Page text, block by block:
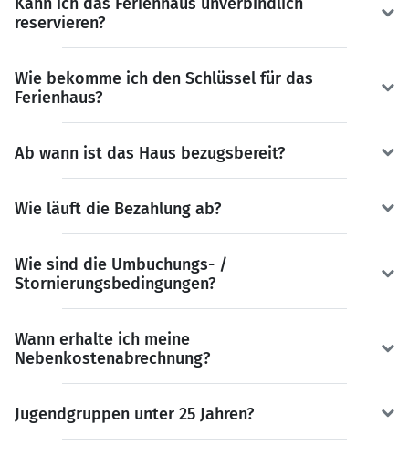
reservieren?
Wie bekomme ich den Schlüssel für das
Ferienhaus?
Ab wann ist das Haus bezugsbereit?
Wie läuft die Bezahlung ab?
Wie sind die Umbuchungs- /
Stornierungsbedingungen?
Wann erhalte ich meine
Nebenkostenabrechnung?
Jugendgruppen unter 25 Jahren?